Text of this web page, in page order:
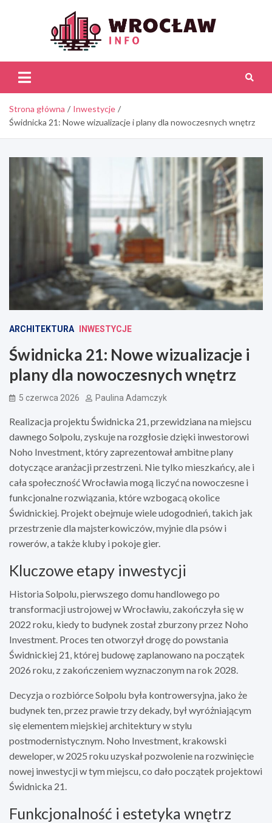
Strona główna
Inwestycje
Świdnicka 21: Nowe wizualizacje i plany dla nowoczesnych wnętrz
ARCHITEKTURA INWESTYCJE
Świdnicka 21: Nowe wizualizacje i
plany dla nowoczesnych wnętrz
5 czerwca 2026 Paulina Adamczyk
Realizacja projektu Świdnicka 21, przewidziana na miejscu
dawnego Solpolu, zyskuje na rozgłosie dzięki inwestorowi
Noho Investment, który zaprezentował ambitne plany
dotyczące aranżacji przestrzeni. Nie tylko mieszkańcy, ale i
cała społeczność Wrocławia mogą liczyć na nowoczesne i
funkcjonalne rozwiązania, które wzbogacą okolice
Świdnickiej. Projekt obejmuje wiele udogodnień, takich jak
przestrzenie dla majsterkowiczów, myjnie dla psów i
rowerów, a także kluby i pokoje gier.
Kluczowe etapy inwestycji
Historia Solpolu, pierwszego domu handlowego po
transformacji ustrojowej w Wrocławiu, zakończyła się w
2022 roku, kiedy to budynek został zburzony przez Noho
Investment. Proces ten otworzył drogę do powstania
Świdnickiej 21, której budowę zaplanowano na początek
2026 roku, z zakończeniem wyznaczonym na rok 2028.
Decyzja o rozbiórce Solpolu była kontrowersyjna, jako że
budynek ten, przez prawie trzy dekady, był wyróżniającym
się elementem miejskiej architektury w stylu
postmodernistycznym. Noho Investment, krakowski
deweloper, w 2025 roku uzyskał pozwolenie na rozwinięcie
nowej inwestycji w tym miejscu, co dało początek projektowi
Świdnicka 21.
Funkcjonalność i estetyka wnętrz